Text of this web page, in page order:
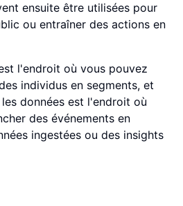
ensuite être utilisées pour
ou entraîner des actions en
l'endroit où vous pouvez
individus en segments, et
données est l'endroit où
des événements en
ingestées ou des insights